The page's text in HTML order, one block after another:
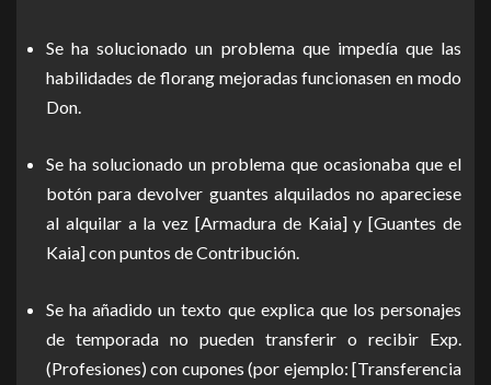
Se ha solucionado un problema que impedía que las
habilidades de florang mejoradas funcionasen en modo
Don.
Se ha solucionado un problema que ocasionaba que el
botón para devolver guantes alquilados no apareciese
al alquilar a la vez [Armadura de Kaia] y [Guantes de
Kaia] con puntos de Contribución.
Se ha añadido un texto que explica que los personajes
de temporada no pueden transferir o recibir Exp.
(Profesiones) con cupones (por ejemplo: [Transferencia